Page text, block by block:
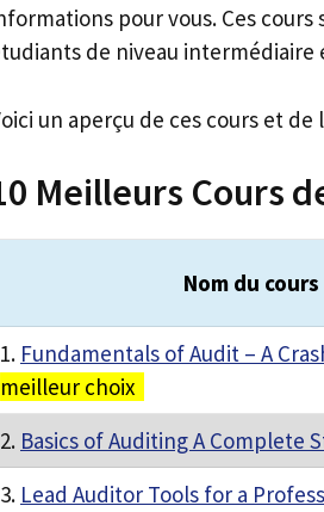
pour vous. Ces
de niveau intermédiaire
un aperçu de ces cours et
Meilleurs Cours
Nom du cours
1. Fundamentals of Audit – A
meilleur choix
2. Basics of Auditing A Complete
3. Lead Auditor Tools for a